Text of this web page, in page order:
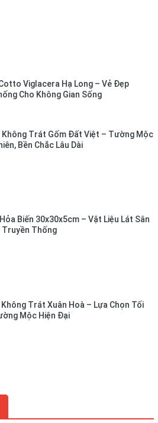
Viglacera Hạ Long – Vẻ Đẹp
Cho Không Gian Sống
Không Trát Gốm Đất Việt – Tường Mộc
Bền Chắc Lâu Dài
Biến 30x30x5cm – Vật Liệu Lát Sân
Truyền Thống
Trát Xuân Hoà – Lựa Chọn Tối
Mộc Hiện Đại